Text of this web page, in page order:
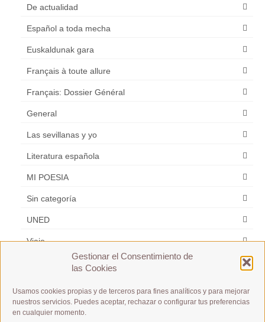
Gestionar el Consentimiento de
las Cookies
Usamos cookies propias y de terceros para fines analíticos y para mejorar
nuestros servicios. Puedes aceptar, rechazar o configurar tus preferencias
en cualquier momento.
De actualidad
Español a toda mecha
Euskaldunak gara
Français à toute allure
Français: Dossier Général
General
Las sevillanas y yo
Literatura española
MI POESIA
Sin categoría
UNED
Viaje
Etiquetas